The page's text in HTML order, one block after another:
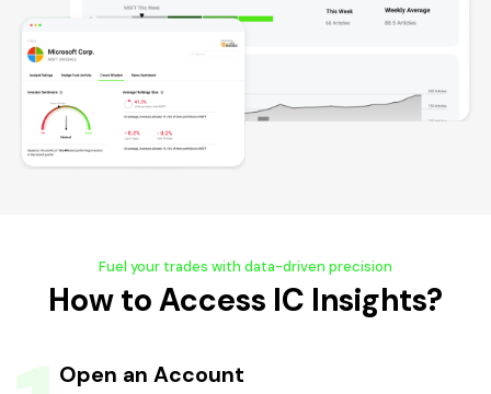
Fuel your trades with data-driven precision
How to Access IC Insights?
Open an Account